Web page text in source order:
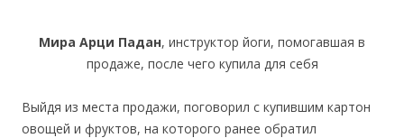
Мира Арци Падан, инструктор йоги, помогавшая в
продаже, после чего купила для себя
Выйдя из места продажи, поговорил с купившим картон
овощей и фруктов, на которого ранее обратил